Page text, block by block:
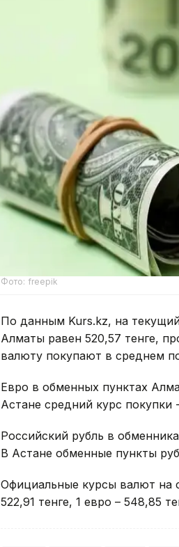
Фото: freepik
По данным Kurs.kz, на
Алматы равен 520,57 тенге,
валюту покупают в среднем
Евро в обменных пунктах
Астане средний курс
Российский рубль в
В Астане обменные пункты
Официальные курсы валют на
522,91 тенге, 1 евро – 548,85